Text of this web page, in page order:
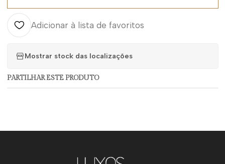
Adicionar à lista de favoritos
Mostrar stock das localizações
PARTILHAR ESTE PRODUTO